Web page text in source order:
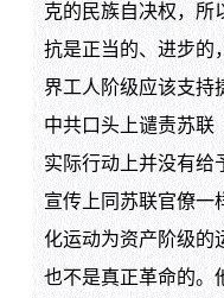
克的民族自决权，所
抗是正当的、进步的
界工人阶级应该支持
中共口头上谴责苏联
实际行动上并没有给
宣传上同苏联官僚一
化运动为资产阶级的
也不是真正革命的。